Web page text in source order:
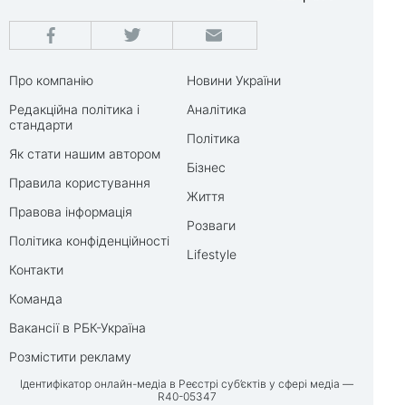
Про компанію
Редакційна політика і
стандарти
Як стати нашим автором
Правила користування
Правова інформація
Політика конфіденційності
Контакти
Команда
Вакансії в РБК-Україна
Розмістити рекламу
Новини України
Аналітика
Політика
Бізнес
Життя
Розваги
Lifestyle
Ідентифікатор онлайн-медіа в Реєстрі суб’єктів у сфері медіа —
R40-05347